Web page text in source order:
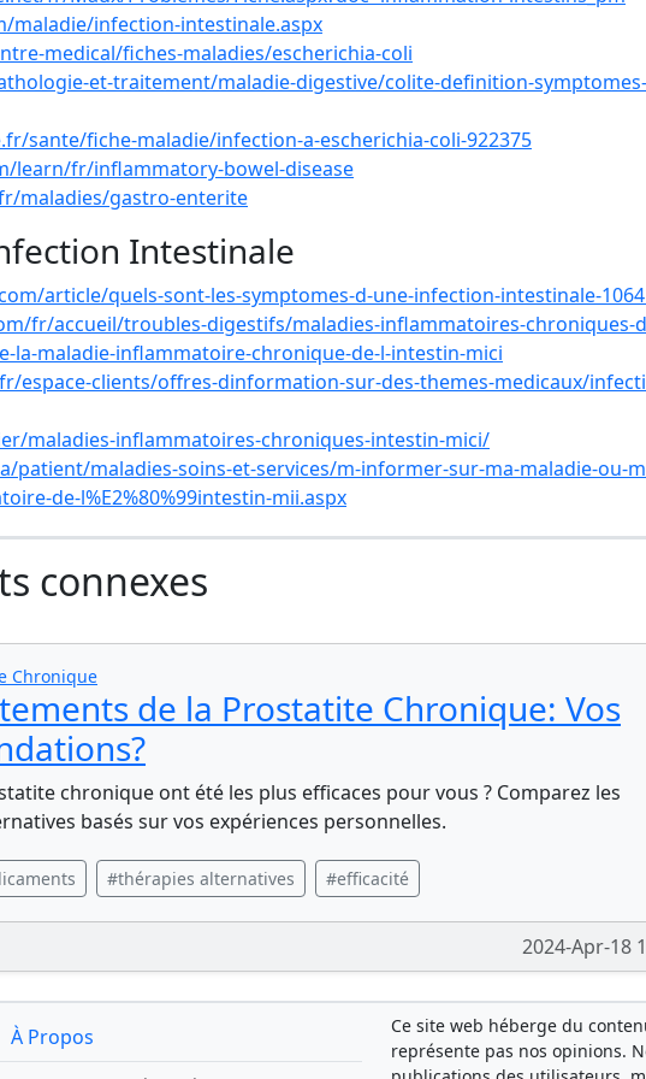
maladie/infection-intestinale.aspx
medical/fiches-maladies/escherichia-coli
et-traitement/maladie-digestive/colite-definition-symptomes-
sante/fiche-maladie/infection-a-escherichia-coli-922375
learn/fr/inflammatory-bowel-disease
maladies/gastro-enterite
Intestinale
article/quels-sont-les-symptomes-d-une-infection-intestinale-
fr/accueil/troubles-digestifs/maladies-inflammatoires-chroniques-
la-maladie-inflammatoire-chronique-de-l-intestin-mici
espace-clients/offres-dinformation-sur-des-themes-medicaux/
maladies-inflammatoires-chroniques-intestin-mici/
patient/maladies-soins-et-services/m-informer-sur-ma-maladie-ou-
de-l%E2%80%99intestin-mii.aspx
connexes
Chronique
de la Prostatite Chronique: Vos
chronique ont été les plus efficaces pour vous ? Comparez les
basés sur vos expériences personnelles.
#thérapies alternatives #efficacité
2024-Apr-18
À Propos
Ce site web héberge du
représente pas nos opinions.